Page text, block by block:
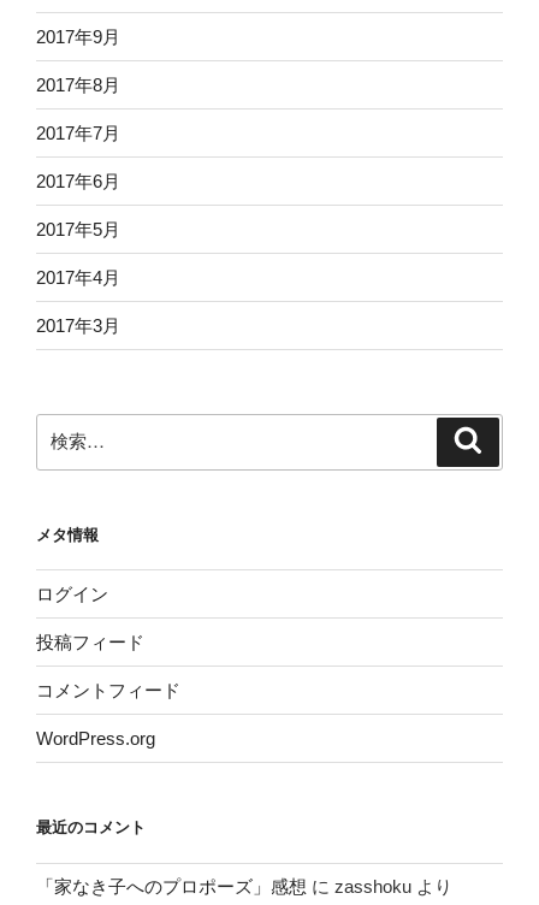
2017年9月
2017年8月
2017年7月
2017年6月
2017年5月
2017年4月
2017年3月
索:
メタ情報
ログイン
投稿フィード
コメントフィード
WordPress.org
最近のコメント
「家なき子へのプロポーズ」感想 に zasshoku より